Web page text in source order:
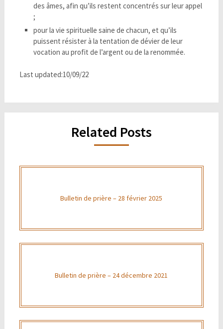
des âmes, afin qu’ils restent concentrés sur leur appel
;
pour la vie spirituelle saine de chacun, et qu’ils
puissent résister à la tentation de dévier de leur
vocation au profit de l’argent ou de la renommée.
Last updated:10/09/22
Related Posts
Bulletin de prière – 28 février 2025
Bulletin de prière – 24 décembre 2021